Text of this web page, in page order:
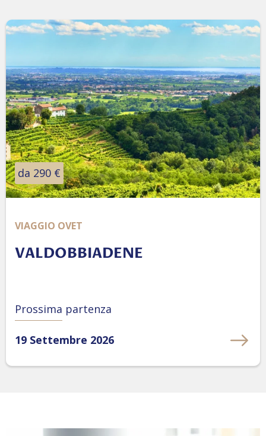
da 290 €
VIAGGIO OVET
VALDOBBIADENE
Prossima partenza
19 Settembre 2026